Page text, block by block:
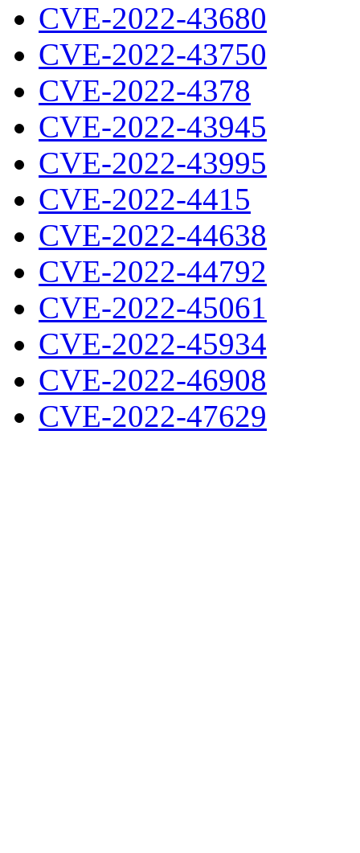
CVE-2022-43680
CVE-2022-43750
CVE-2022-4378
CVE-2022-43945
CVE-2022-43995
CVE-2022-4415
CVE-2022-44638
CVE-2022-44792
CVE-2022-45061
CVE-2022-45934
CVE-2022-46908
CVE-2022-47629